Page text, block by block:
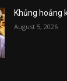
Khủng hoảng
August 5, 2026